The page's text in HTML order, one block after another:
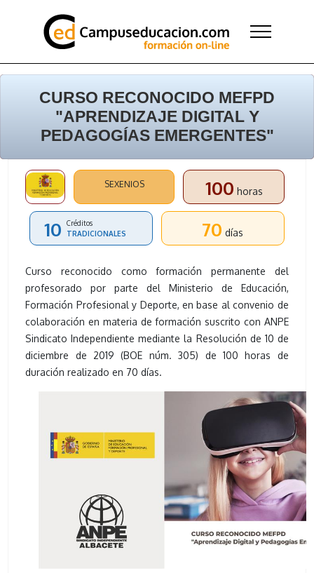
CURSO RECONOCIDO MEFPD
"APRENDIZAJE DIGITAL Y
PEDAGOGÍAS EMERGENTES"
SEXENIOS 100 horas
10
Créditos
TRADICIONALES
70 días
Curso reconocido como formación permanente del
profesorado por parte del Ministerio de Educación,
Formación Profesional y Deporte, en base al convenio de
colaboración en materia de formación suscrito con ANPE
Sindicato Independiente mediante la Resolución de 10 de
diciembre de 2019 (BOE núm. 305) de 100 horas de
duración realizado en 70 días.